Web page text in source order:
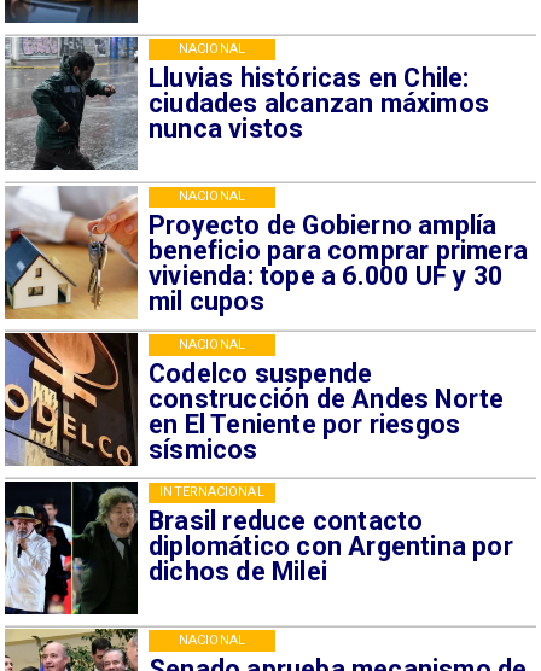
Lluvias históricas en Chile:
ciudades alcanzan máximos
nunca vistos
NACIONAL
Proyecto de Gobierno amplía
beneficio para comprar primera
vivienda: tope a 6.000 UF y 30
mil cupos
NACIONAL
Codelco suspende
construcción de Andes Norte
en El Teniente por riesgos
sísmicos
NACIONAL
Brasil reduce contacto
diplomático con Argentina por
dichos de Milei
INTERNACIONAL
NACIONAL